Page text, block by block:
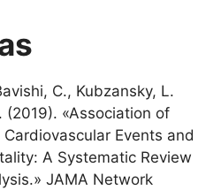
C., Kubzansky, L.
(2019). «Association of
Events and
A Systematic Review
JAMA Network